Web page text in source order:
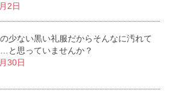
2日
少ない黒い礼服だからそんなに汚れて
と思っていませんか？
30日